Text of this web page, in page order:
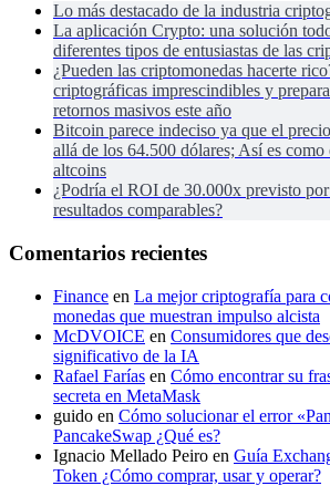
Lo más destacado de la industria
La aplicación Crypto: una solución
diferentes tipos de entusiastas de las
¿Pueden las criptomonedas hacerte
criptográficas imprescindibles y
retornos masivos este año
Bitcoin parece indeciso ya que el
allá de los 64.500 dólares; Así es como
altcoins
¿Podría el ROI de 30.000x previsto
resultados comparables?
Comentarios recientes
Finance en La mejor criptografía para
monedas que muestran impulso alcista
McDVOICE en Consumidores que
significativo de la IA
Rafael Farías en Cómo encontrar su
secreta en MetaMask
guido en Cómo solucionar el error
PancakeSwap ¿Qué es?
Ignacio Mellado Peiro en Guía
Token ¿Cómo comprar, usar y operar?